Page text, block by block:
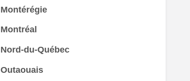
Montérégie
Montréal
Nord-du-Québec
Outaouais